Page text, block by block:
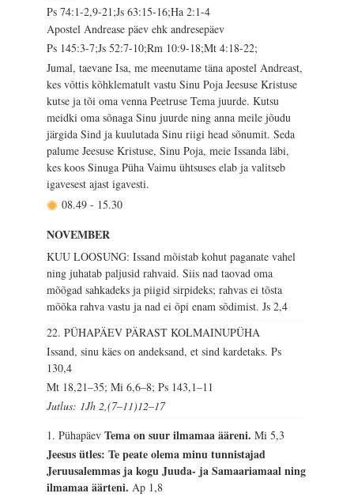
Ps 74:1-2,9-21;Js 63:15-16;Ha 2:1-4
Apostel Andrease päev ehk andresepäev
Ps 145:3-7;Js 52:7-10;Rm 10:9-18;Mt 4:18-22;
Jumal, taevane Isa, me meenutame täna apostel Andreast,
kes võttis kõhklematult vastu Sinu Poja Jeesuse Kristuse
kutse ja tõi oma venna Peetruse Tema juurde. Kutsu
meidki oma sõnaga Sinu juurde ning anna meile jõudu
järgida Sind ja kuulutada Sinu riigi head sõnumit. Seda
palume Jeesuse Kristuse, Sinu Poja, meie Issanda läbi,
kes koos Sinuga Püha Vaimu ühtsuses elab ja valitseb
igavesest ajast igavesti.
08.49 - 15.30
NOVEMBER
KUU LOOSUNG: Issand mõistab kohut paganate vahel
ning juhatab paljusid rahvaid. Siis nad taovad oma
mõõgad sahkadeks ja piigid sirpideks; rahvas ei tõsta
mõõka rahva vastu ja nad ei õpi enam sõdimist.Js 2,4
22. PÜHAPÄEV PÄRAST KOLMAINUPÜHA
Issand, sinu käes on andeksand, et sind kardetaks.Ps
130,4
Mt 18,21–35; Mi 6,6–8; Ps 143,1–11
Jutlus: 1Jh 2,(7–11)12–17
1. PühapäevTema on suur ilmamaa ääreni.Mi 5,3
Jeesus ütles: Te peate olema minu tunnistajad
Jeruusalemmas ja kogu Juuda- ja Samaariamaal ning
ilmamaa äärteni.Ap 1,8